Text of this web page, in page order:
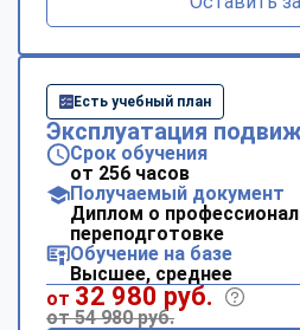
Есть учебный план
Эксплуатация
Срок обучения
от 256 часов
Получаемый документ
Диплом о
переподготовке
Обучение на базе
Высшее, среднее
от 32 980 руб.
от 54 980 руб.